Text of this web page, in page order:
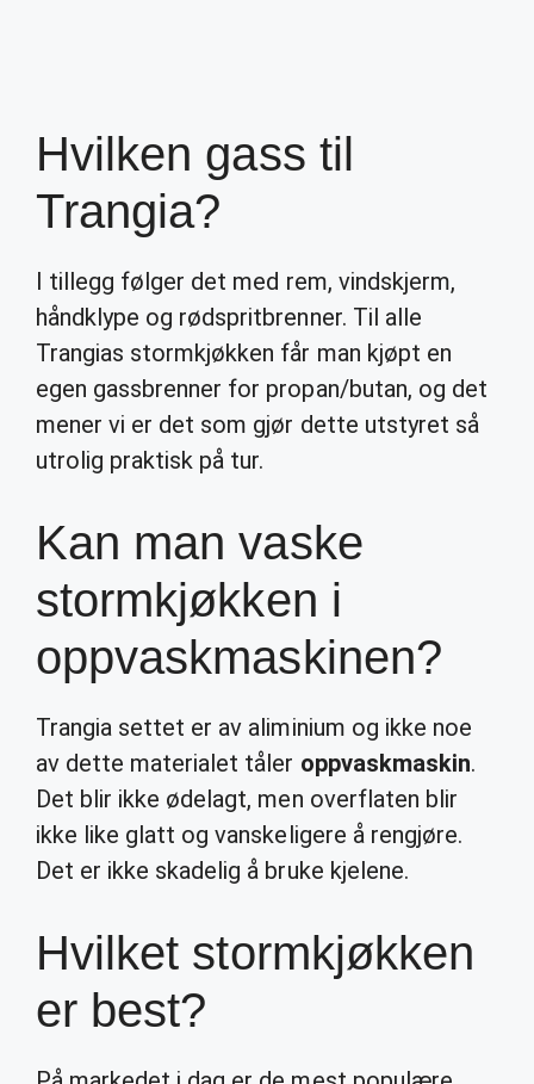
Hvilken gass til
Trangia?
I tillegg følger det med rem, vindskjerm,
håndklype og rødspritbrenner. Til alle
Trangias stormkjøkken får man kjøpt en
egen gassbrenner for propan/butan, og det
mener vi er det som gjør dette utstyret så
utrolig praktisk på tur.
Kan man vaske
stormkjøkken i
oppvaskmaskinen?
Trangia settet er av aliminium og ikke noe
av dette materialet tåler oppvaskmaskin.
Det blir ikke ødelagt, men overflaten blir
ikke like glatt og vanskeligere å rengjøre.
Det er ikke skadelig å bruke kjelene.
Hvilket stormkjøkken
er best?